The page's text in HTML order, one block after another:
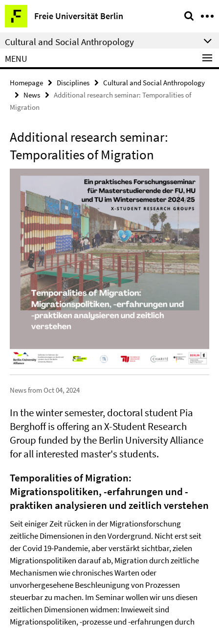
Springe
direkt
zu
Inhalt
Freie Universität Berlin
Service
Navigation
Cultural and Social Anthropology
MENU
Homepage Disciplines
Cultural and Social Anthropology
News
Additional research seminar: Temporalities of
Migration
Additional research seminar:
Temporalities of Migration
News from Oct 04, 2024
In the winter semester, doctoral student Pia
Berghoff is offering an X-Student Research
Group funded by the Berlin University Alliance
for all interested master's students.
Temporalities of Migration:
Migrationspolitiken, -erfahrungen und -
praktiken analysieren und zeitlich verstehen
Seit einiger Zeit rücken in der Migrationsforschung
zeitliche Dimensionen in den Vordergrund. Nicht erst seit
der Covid 19-Pandemie, aber verstärkt sichtbar, zielen
Migrationspolitiken darauf ab, Migration durch zeitliche
Mechanismen wie chronisches Warten oder
unvorhergesehene Beschleunigung von Prozessen
steuerbar zu machen. Im Seminar wollen wir uns diesen
zeitlichen Dimensionen widmen: Inwieweit sind
Migrationspolitiken, -prozesse und -erfahrungen durch